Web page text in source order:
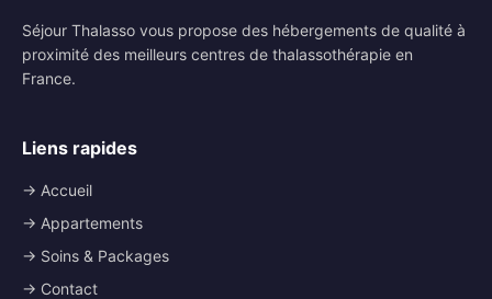
Séjour Thalasso vous propose des hébergements de qualité à
proximité des meilleurs centres de thalassothérapie en
France.
Liens rapides
→ Accueil
→ Appartements
→ Soins & Packages
→ Contact